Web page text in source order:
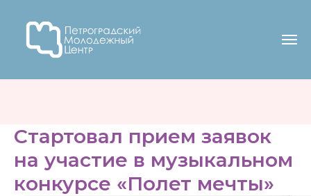
Стартовал прием заявок
на участие в музыкальном
конкурсе «Полет мечты»